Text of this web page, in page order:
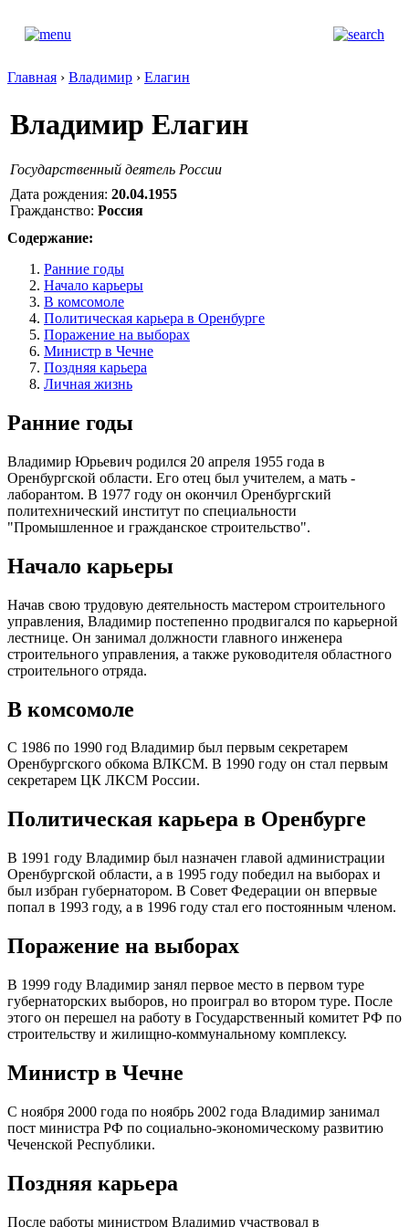
Главная › Владимир › Елагин
Владимир Елагин
Государственный деятель России
Дата рождения: 20.04.1955
Гражданство: Россия
Содержание:
Ранние годы
Начало карьеры
В комсомоле
Политическая карьера в Оренбурге
Поражение на выборах
Министр в Чечне
Поздняя карьера
Личная жизнь
Ранние годы
Владимир Юрьевич родился 20 апреля 1955 года в
Оренбургской области. Его отец был учителем, а мать -
лаборантом. В 1977 году он окончил Оренбургский
политехнический институт по специальности
"Промышленное и гражданское строительство".
Начало карьеры
Начав свою трудовую деятельность мастером строительного
управления, Владимир постепенно продвигался по карьерной
лестнице. Он занимал должности главного инженера
строительного управления, а также руководителя областного
строительного отряда.
В комсомоле
С 1986 по 1990 год Владимир был первым секретарем
Оренбургского обкома ВЛКСМ. В 1990 году он стал первым
секретарем ЦК ЛКСМ России.
Политическая карьера в Оренбурге
В 1991 году Владимир был назначен главой администрации
Оренбургской области, а в 1995 году победил на выборах и
был избран губернатором. В Совет Федерации он впервые
попал в 1993 году, а в 1996 году стал его постоянным членом.
Поражение на выборах
В 1999 году Владимир занял первое место в первом туре
губернаторских выборов, но проиграл во втором туре. После
этого он перешел на работу в Государственный комитет РФ по
строительству и жилищно-коммунальному комплексу.
Министр в Чечне
С ноября 2000 года по ноябрь 2002 года Владимир занимал
пост министра РФ по социально-экономическому развитию
Чеченской Республики.
Поздняя карьера
После работы министром Владимир участвовал в